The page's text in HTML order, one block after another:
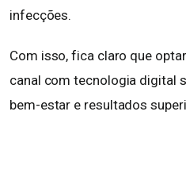
infecções.
Com isso, fica claro que
canal com tecnologia digital
bem-estar e resultados